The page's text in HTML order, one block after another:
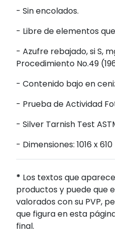
- Sin encolados.
- Libre de elementos
- Azufre rebajado, si S,
Procedimiento No.49
- Contenido bajo en
- Prueba de Actividad
- Silver Tarnish Test
- Dimensiones: 1016 x
* Los textos que
productos y puede que
valorados con su PVP,
que figura en esta
final.